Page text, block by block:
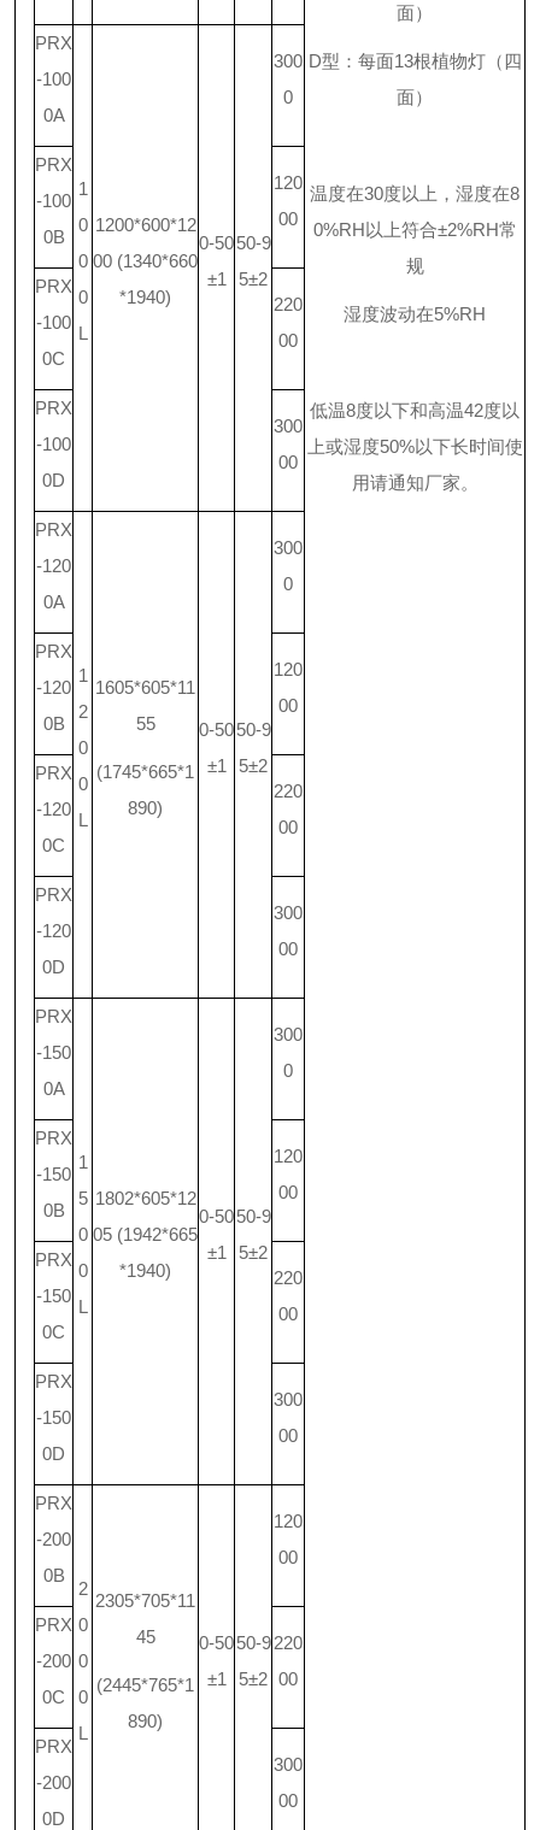
面）
D型：每面13根植物灯（四
面）
温度在30度以上，湿度在8
0%RH以上符合±2%RH常
规
湿度波动在5%RH
低温8度以下和高温42度以
上或湿度50%以下长时间使
用请通知厂家。
PRX
-100
0A
1
0
0
0
L
1200*600*12
00 (1340*660
*1940)
0-50
±1
50-9
5±2
300
0
PRX
-100
0B
120
00
PRX
-100
0C
220
00
PRX
-100
0D
300
00
PRX
-120
0A
1
2
0
0
L
1605*605*11
55
(1745*665*1
890)
0-50
±1
50-9
5±2
300
0
PRX
-120
0B
120
00
PRX
-120
0C
220
00
PRX
-120
0D
300
00
PRX
-150
0A
1
5
0
0
L
1802*605*12
05 (1942*665
*1940)
0-50
±1
50-9
5±2
300
0
PRX
-150
0B
120
00
PRX
-150
0C
220
00
PRX
-150
0D
300
00
PRX
-200
0B
2
0
0
0
L
2305*705*11
45
(2445*765*1
890)
0-50
±1
50-9
5±2
120
00
PRX
-200
0C
220
00
PRX
-200
0D
300
00